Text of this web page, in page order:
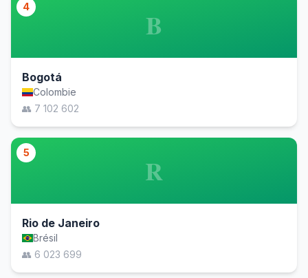
4
B
Bogotá
Colombie
👥 7 102 602
5
R
Rio de Janeiro
Brésil
👥 6 023 699